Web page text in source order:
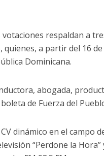
votaciones respaldan a
a partir del 16
Dominicana.
abogada,
de Fuerza del
dinámico en el campo
“Perdone la